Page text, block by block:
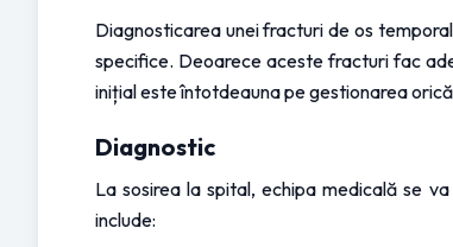
Diagnosticarea unei fracturi de os
specifice. Deoarece aceste fracturi fac
inițial este întotdeauna pe gestionarea
Diagnostic
La sosirea la spital, echipa medicală se
include: